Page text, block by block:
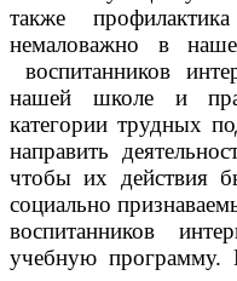
также
немаловажно в
воспитанников
нашей школе и
категории трудных
направить
чтобы их действия
социально
воспитанников
учебную